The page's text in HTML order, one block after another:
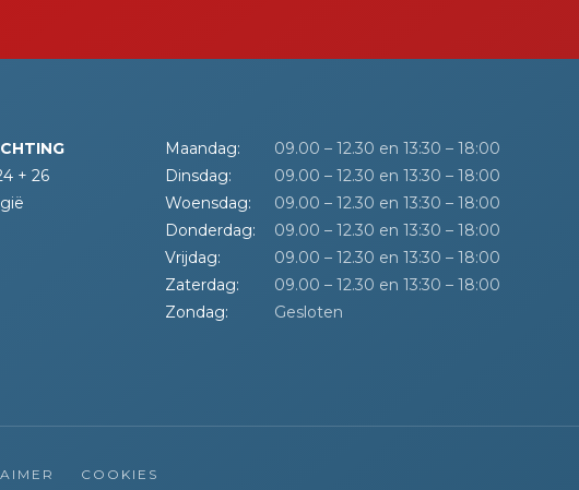
+ 26
Maandag:
09.00 – 12.30 en 13:30 – 18:00
Dinsdag:
09.00 – 12.30 en 13:30 – 18:00
Woensdag:
09.00 – 12.30 en 13:30 – 18:00
Donderdag:
09.00 – 12.30 en 13:30 – 18:00
Vrijdag:
09.00 – 12.30 en 13:30 – 18:00
Zaterdag:
09.00 – 12.30 en 13:30 – 18:00
Zondag:
Gesloten
COOKIES